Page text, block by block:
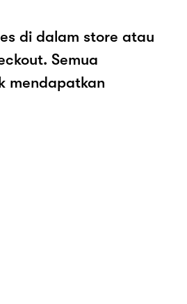
di dalam store atau
Semua
mendapatkan